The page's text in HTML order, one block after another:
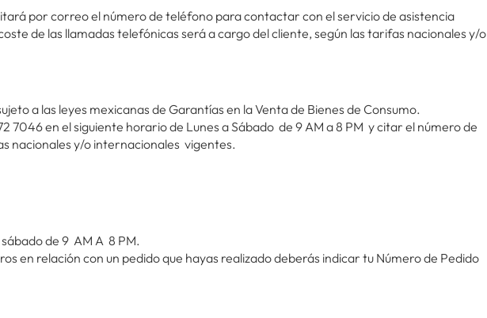
por correo el número de teléfono para contactar con el servicio de asistencia
de las llamadas telefónicas será a cargo del cliente, según las tarifas nacionales y/o
a las leyes mexicanas de Garantías en la Venta de Bienes de Consumo.
en el siguiente horario de Lunes a Sábado de 9 AM a 8 PM y citar el número de
nacionales y/o internacionales vigentes.
de 9 AM A 8 PM.
en relación con un pedido que hayas realizado deberás indicar tu Número de Pedido